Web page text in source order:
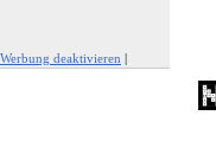
Werbung deaktivieren |